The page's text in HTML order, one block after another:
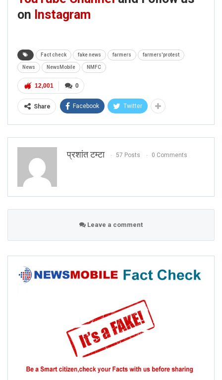
on Instagram
Fact check fake news farmers farmers'protest
News NewsMobile NMFC
0
12,001
Share Facebook Twitter
प्रशांत टम्टा 57 Posts 0 Comments
Leave a comment